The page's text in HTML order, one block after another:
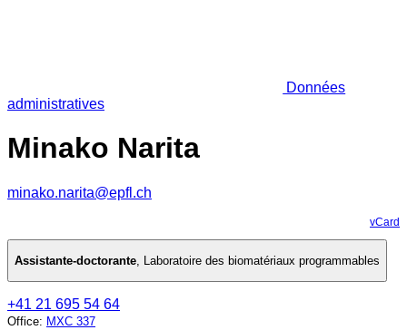
Données
administratives
Minako Narita
minako.narita@epfl.ch
vCard
Assistante-doctorante, Laboratoire des biomatériaux programmables
+41 21 695 54 64
Office: MXC 337